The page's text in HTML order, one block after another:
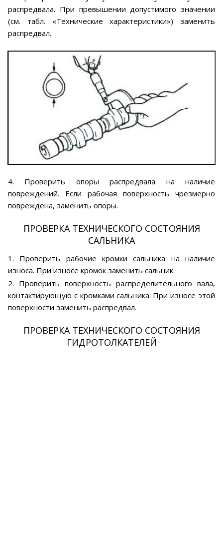
распредвала. При превышении допустимого значении
(см. табл. «Технические характеристики») заменить
распредвал.
4. Проверить опоры распредвала на наличие
повреждений. Если рабочая поверхность чрезмерно
повреждена, заменить опоры.
ПРОВЕРКА ТЕХНИЧЕСКОГО СОСТОЯНИЯ
САЛЬНИКА
1. Проверить рабочие кромки сальника на наличие
износа. При износе кромок заменить сальник.
2. Проверить поверхность распределительного вала,
контактирующую с кромками сальника. При износе этой
поверхности заменить распредвал.
ПРОВЕРКА ТЕХНИЧЕСКОГО СОСТОЯНИЯ
ГИДРОТОЛКАТЕЛЕЙ